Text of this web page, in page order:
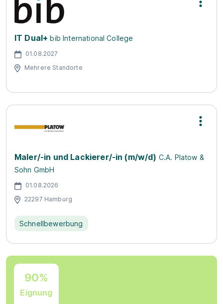
IT Dual+ bib International College
01.08.2027
Mehrere Standorte
Maler/-in und Lackierer/-in (m/w/d) C.A. Platow &
Sohn GmbH
01.08.2026
22297 Hamburg
Schnellbewerbung
90%
Eignung